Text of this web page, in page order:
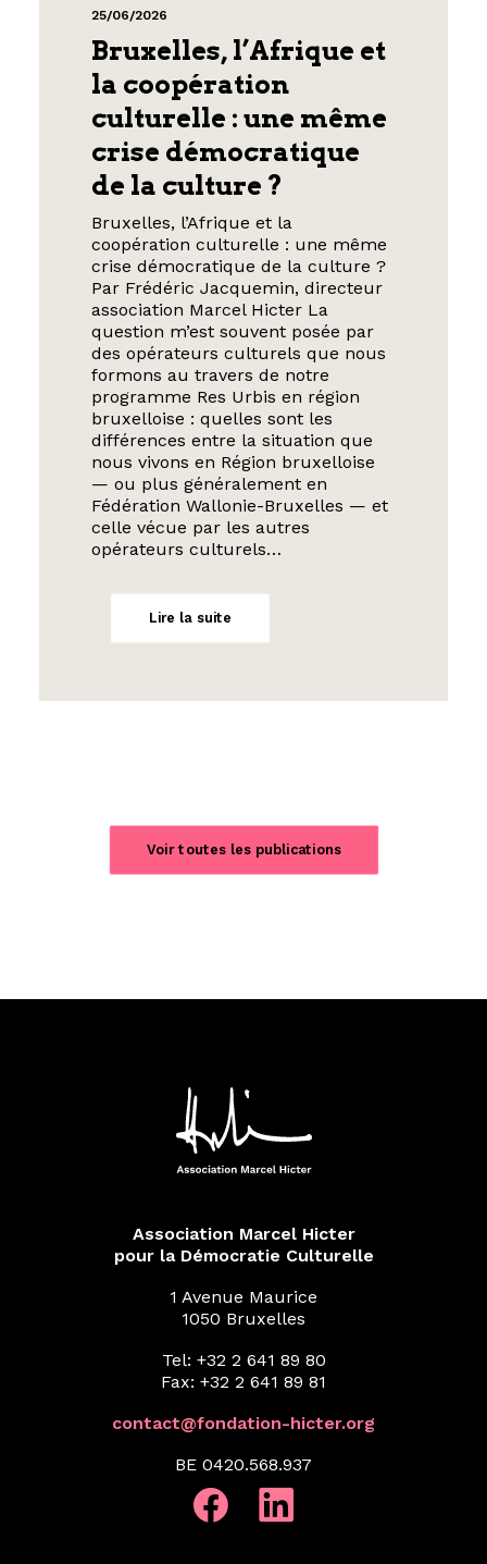
25/06/2026
Bruxelles, l’Afrique et
la coopération
culturelle : une même
crise démocratique
de la culture ?
Bruxelles, l’Afrique et la
coopération culturelle : une même
crise démocratique de la culture ?
Par Frédéric Jacquemin, directeur
association Marcel Hicter La
question m’est souvent posée par
des opérateurs culturels que nous
formons au travers de notre
programme Res Urbis en région
bruxelloise : quelles sont les
différences entre la situation que
nous vivons en Région bruxelloise
— ou plus généralement en
Fédération Wallonie-Bruxelles — et
celle vécue par les autres
opérateurs culturels…
Lire la suite
Voir toutes les publications
Association Marcel Hicter
pour la Démocratie Culturelle
1 Avenue Maurice
1050 Bruxelles
Tel: +32 2 641 89 80
Fax: +32 2 641 89 81
contact@fondation-hicter.org
BE 0420.568.937